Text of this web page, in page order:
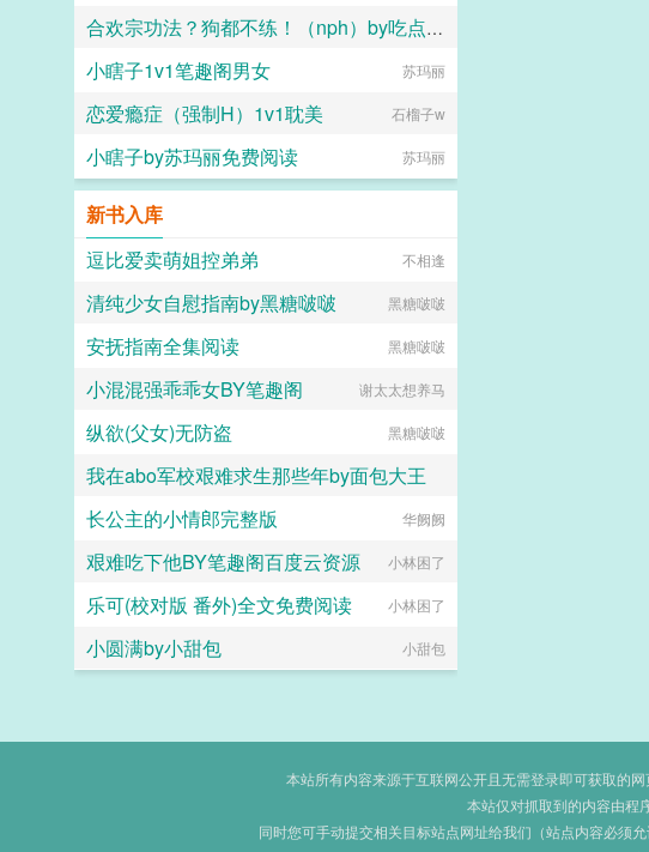
boldness合欢宗功法？狗都不练！（nph）by吃点好的TXT百度网盘
吃点好的
小瞎子1v1笔趣阁男女 苏玛丽
恋爱瘾症（强制H）1v1耽美 石榴子w
小瞎子by苏玛丽免费阅读 苏玛丽
新书入库
逗比爱卖萌姐控弟弟
不相逢
清纯少女自慰指南by黑糖啵啵 黑糖啵啵
安抚指南全集阅读 黑糖啵啵
小混混强乖乖女BY笔趣阁 谢太太想养马
纵欲(父女)无防盗 黑糖啵啵
我在abo军校艰难求生那些年by面包大王
面包大王
长公主的小情郎完整版 华阙阙
艰难吃下他BY笔趣阁百度云资源 小林困了
乐可(校对版 番外)全文免费阅读 小林困了
小圆满by小甜包 小甜包
本站所有内容来源于互联网公开且无需登录即可获取的
本站仅对抓取到的内容由程
同时您可手动提交相关目标站点网址给我们（站点内容必须